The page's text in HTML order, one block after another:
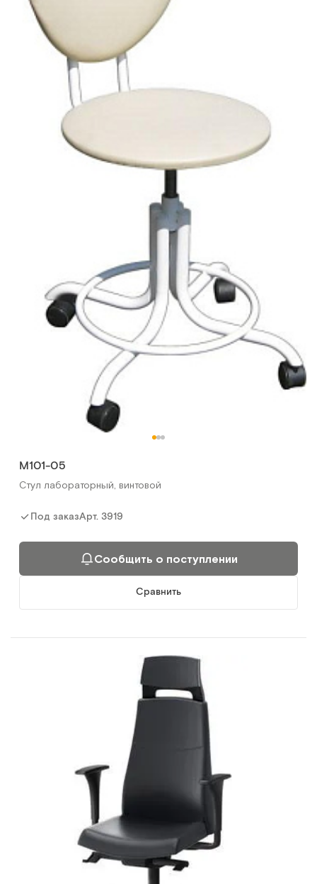
М101-05
Стул лабораторный, винтовой
Под заказАрт. 3919
Сообщить о поступлении
Сравнить